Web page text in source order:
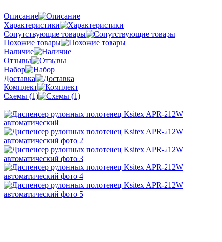
Описание
Характеристики
Сопутствующие товары
Похожие товары
Наличие
Отзывы
Набор
Доставка
Комплект
Схемы (1)